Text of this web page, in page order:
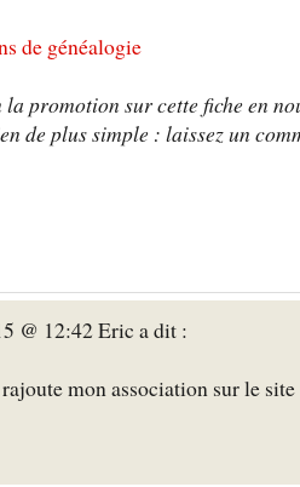
de généalogie
promotion sur cette fiche en
de plus simple : laissez un
@ 12:42 Eric a dit :
mon association sur le site